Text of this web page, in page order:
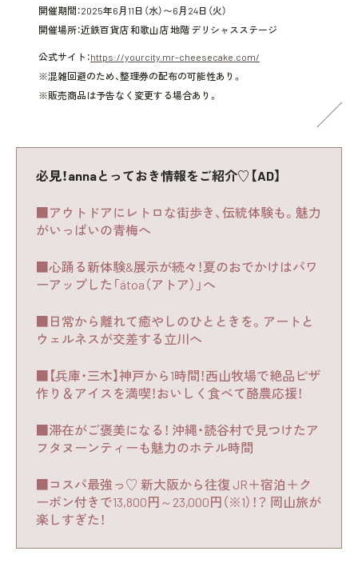
開催期間：2025年6月11日（水）〜6月24日（火）
開催場所：近鉄百貨店 和歌山店 地階 デリシャスステージ
公式サイト：https://yourcity.mr-cheesecake.com/
※混雑回避のため、整理券の配布の可能性あり。
※販売商品は予告なく変更する場合あり。
必見！annaとっておき情報をご紹介♡【AD】
■アウトドアにレトロな街歩き、伝統体験も。魅力
がいっぱいの青梅へ
■心踊る新体験&展示が続々！夏のおでかけはパワ
ーアップした「átoa（アトア）」へ
■日常から離れて癒やしのひとときを。アートと
ウェルネスが交差する立川へ
■【兵庫・三木】神戸から1時間！西山牧場で絶品ピザ
作り＆アイスを満喫！おいしく食べて酪農応援！
■滞在がご褒美になる！ 沖縄・読谷村で見つけたア
フタヌーンティーも魅力のホテル時間
■コスパ最強っ♡ 新大阪から往復 JR＋宿泊＋ク
ーポン付きで13,800円～23,000円（※1）！？ 岡山旅が
楽しすぎた！